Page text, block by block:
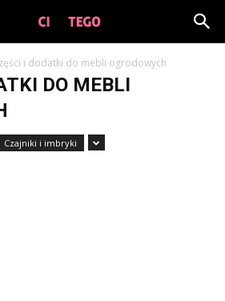
i dodatki do mebli ogrodowych
DO MEBLI
Czajniki i imbryki